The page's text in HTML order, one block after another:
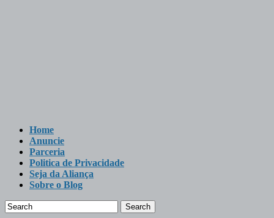
Home
Anuncie
Parceria
Politica de Privacidade
Seja da Aliança
Sobre o Blog
Search